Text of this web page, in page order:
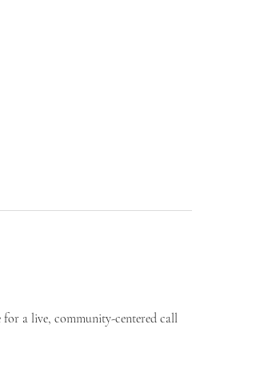
a live, community-centered call